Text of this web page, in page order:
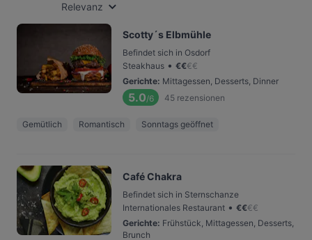
Relevanz
Scotty´s Elbmühle
Befindet sich in Osdorf
Steakhaus • €€€€
Gerichte: Mittagessen, Desserts, Dinner
5.0/6 45 rezensionen
Gemütlich Romantisch Sonntags geöffnet
Café Chakra
Befindet sich in Sternschanze
Internationales Restaurant • €€€€
Gerichte: Frühstück, Mittagessen, Desserts,
Brunch